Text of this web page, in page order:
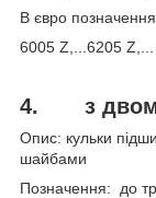
В євро
6005 Z,...6205
4. з
Опис: кульки
шайбами
Позначення: до